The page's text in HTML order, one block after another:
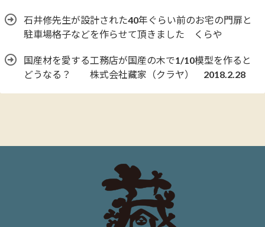
石井修先生が設計された40年ぐらい前のお宅の門扉と
駐車場格子などを作らせて頂きました くらや
国産材を愛する工務店が国産の木で1/10模型を作ると
どうなる？ 株式会社藏家（クラヤ） 2018.2.28